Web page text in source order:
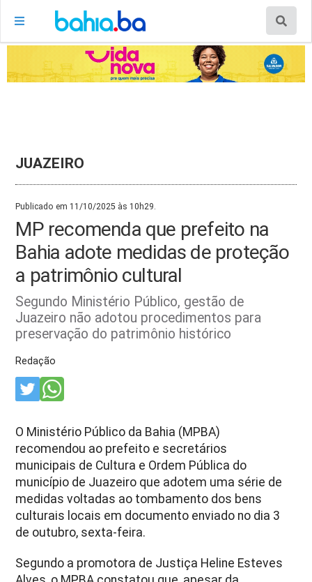
JUAZEIRO
Publicado em 11/10/2025 às 10h29.
MP recomenda que prefeito na
Bahia adote medidas de proteção
a patrimônio cultural
Segundo Ministério Público, gestão de
Juazeiro não adotou procedimentos para
preservação do patrimônio histórico
Redação
O Ministério Público da Bahia (MPBA)
recomendou ao prefeito e secretários
municipais de Cultura e Ordem Pública do
município de Juazeiro que adotem uma série de
medidas voltadas ao tombamento dos bens
culturais locais em documento enviado no dia 3
de outubro, sexta-feira.
Segundo a promotora de Justiça Heline Esteves